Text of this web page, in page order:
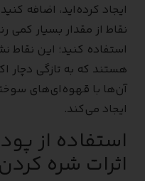
ایجاد کرده‌اید، اضافه
نقاط از مقدار بسیار
استفاده کنید؛ این
هستند که به تازگی دچار
آن‌ها با قهوه‌ای‌های
ایجاد می‌کند.
استفاده از
اثرات شره